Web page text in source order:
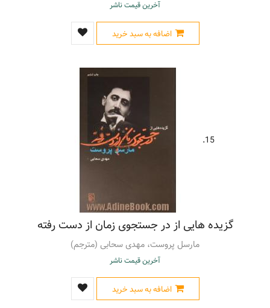
آخرین قیمت ناشر
اضافه به سبد خرید
15.
گزیده هایی از در جستجوی زمان از دست رفته
مارسل پروست، مهدی سحابی (مترجم)
آخرین قیمت ناشر
اضافه به سبد خرید